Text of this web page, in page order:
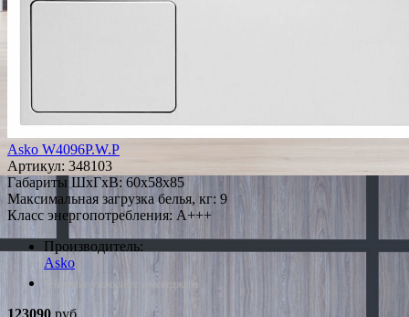
Asko W4096P.W.P
Артикул: 348103
Габариты ШxГxВ: 60x58x85
Максимальная загрузка белья, кг: 9
Класс энергопотребления: A+++
Производитель:
Asko
*Наличие уточняйте у менеджера
123090 руб.